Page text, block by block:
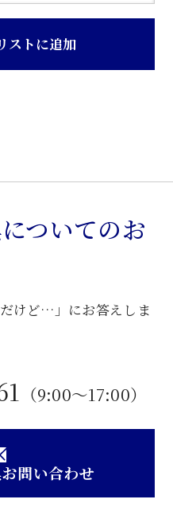
ストに追加
ついてのお
けど…」にお答えしま
（9:00〜17:00）
問い合わせ